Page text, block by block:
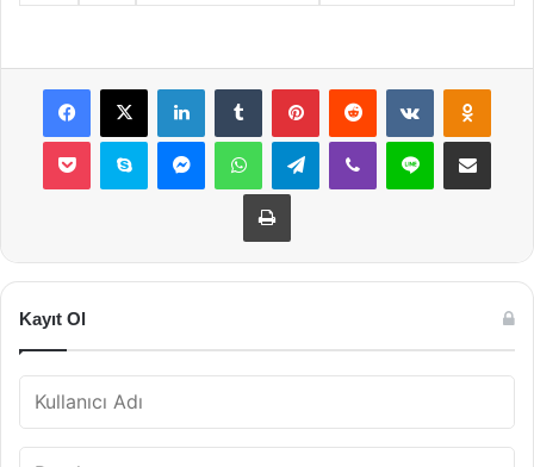
Facebook
X LinkedInTumblr PinterestReddit VKontakte
Pocket Skype MessengerWhatsAppTelegramViber Line E-Posta ile
Yazdır
Kayıt Ol